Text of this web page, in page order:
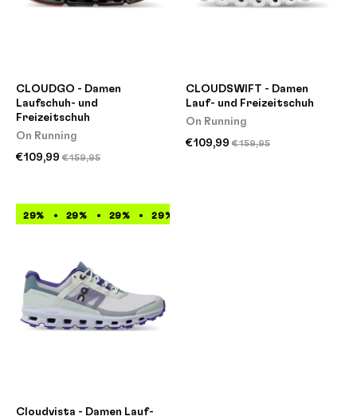
CLOUDGO - Damen
Laufschuh- und
Freizeitschuh
On Running
€109,99 €159,95
CLOUDSWIFT - Damen
Lauf- und Freizeitschuh
On Running
€109,99 €159,95
29% 29% 29% 29%
Cloudvista - Damen Lauf-